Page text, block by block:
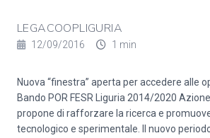
LEGACOOPLIGURIA
12/09/2016 1 min
Nuova “finestra” aperta per accedere alle
Bando POR FESR Liguria 2014/2020
propone di rafforzare la ricerca e
tecnologico e sperimentale. Il nuovo